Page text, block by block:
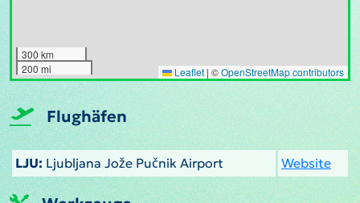
300 km
200 mi
Leaflet | ©OpenStreetMap contributors
Flughäfen
LJU: Ljubljana Jože Pučnik Airport Website